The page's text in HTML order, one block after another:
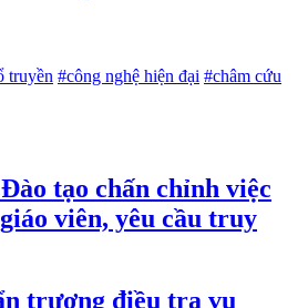
truyền #công nghệ hiện đại #châm cứu
tạo chấn chỉnh việc
viên, yêu cầu truy
trương điều tra vụ